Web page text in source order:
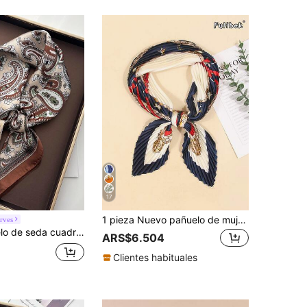
1 pieza Pañuelo de seda cuadrado, Diadema de satén estampada para mujer, Pañuelo de cuello, Pañuelo para la cabeza, Chal de moda para dama, Pañuelo, Accesorios, Esencial de viaje
17
1 pieza Nuevo pañuelo de mujer para primavera con estampado de arrugas, pañuelo para el cuello, diadema, multiusos, adecuado para uso diario con vestidos
ARS$6.504
Clientes habituales